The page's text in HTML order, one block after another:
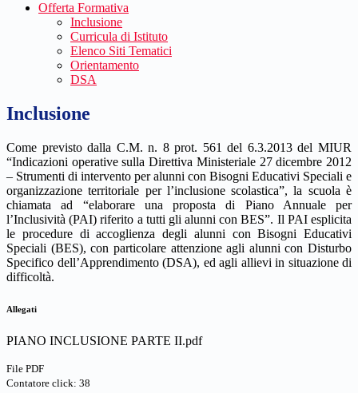
Offerta Formativa
Inclusione
Curricula di Istituto
Elenco Siti Tematici
Orientamento
DSA
Inclusione
Come previsto dalla C.M. n. 8 prot. 561 del 6.3.2013 del MIUR
“Indicazioni operative sulla Direttiva Ministeriale 27 dicembre 2012
– Strumenti di intervento per alunni con Bisogni Educativi Speciali e
organizzazione territoriale per l’inclusione scolastica”, la scuola è
chiamata ad “elaborare una proposta di Piano Annuale per
l’Inclusività (PAI) riferito a tutti gli alunni con BES”. Il PAI esplicita
le procedure di accoglienza degli alunni con Bisogni Educativi
Speciali (BES), con particolare attenzione agli alunni con Disturbo
Specifico dell’Apprendimento (DSA), ed agli allievi in situazione di
difficoltà.
Allegati
PIANO INCLUSIONE PARTE II.pdf
File PDF
Contatore click: 38